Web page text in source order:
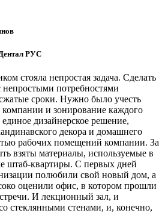
РУС
стояла непростая задача. Сделать
непростыми потребностями
сжатые сроки. Нужно было учесть
и зонирование каждого
дизайнерское решение,
декора и домашнего
рабочих помещений компании. За
взяты материалы, используемые в
штаб-квартиры. С первых дней
полюбили свой новый дом, а
оценили офис, в котором прошли
И лекционный зал, и
стеклянными стенами, и, конечно,